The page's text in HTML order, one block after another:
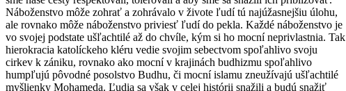
Náboženstvo môže zohrať a zohrávalo v živote ľudí tú najúžasnejšiu úlohu,
ale rovnako môže náboženstvo priviesť ľudí do pekla. Každé náboženstvo je
vo svojej podstate ušľachtilé až do chvíle, kým si ho mocní neprivlastnia. Tak
hierokracia katolíckeho kléru vedie svojim sebectvom spoľahlivo svoju
cirkev k zániku, rovnako ako mocní v krajinách budhizmu spoľahlivo
humpľujú pôvodné posolstvo Budhu, či mocní islamu zneužívajú ušľachtilé
myšlienky Mohameda. Ľudia sa však v celej histórii snažili a budú snažiť